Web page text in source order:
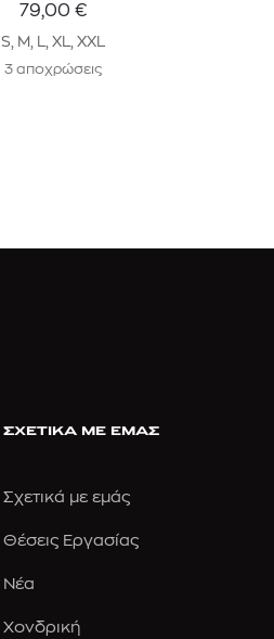
79,00 €
S, M, L, XL, XXL
3 αποχρώσεις
ΣΧΕΤΙΚΑ ΜΕ ΕΜΑΣ
Σχετικά με εμάς
Θέσεις Εργασίας
Νέα
Χονδρική